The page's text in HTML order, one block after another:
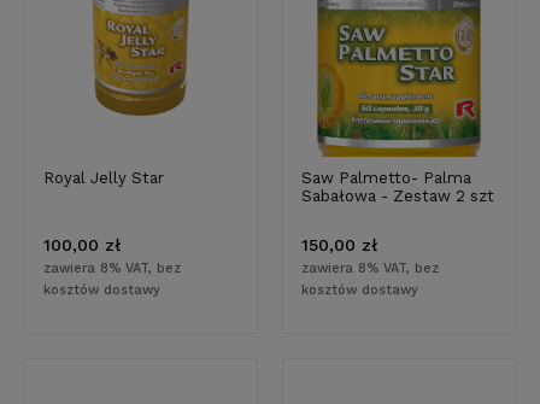
Royal Jelly Star
100,00 zł
zawiera 8% VAT, bez
kosztów dostawy
Saw Palmetto- Palma
Sabałowa - Zestaw 2 szt
150,00 zł
zawiera 8% VAT, bez
kosztów dostawy